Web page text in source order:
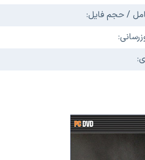
/ حجم فایل: